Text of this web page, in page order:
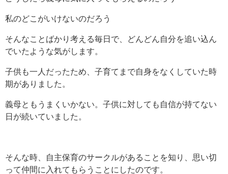
私のどこがいけないのだろう
そんなことばかり考える毎日で、どんどん自分を追い込ん
でいたような気がします。
子供も一人だったため、子育てまで自身をなくしていた時
期がありました。
義母ともうまくいかない。子供に対しても自信が持てない
日が続いていました。
そんな時、自主保育のサークルがあることを知り、思い切
って仲間に入れてもらうことにしたのです。